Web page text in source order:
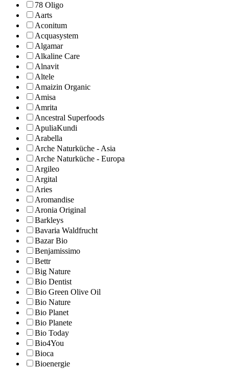
78 Oligo
Aarts
Aconitum
Acquasystem
Algamar
Alkaline Care
Alnavit
Altele
Amaizin Organic
Amisa
Amrita
Ancestral Superfoods
ApuliaKundi
Arabella
Arche Naturküche - Asia
Arche Naturküche - Europa
Argileo
Argital
Aries
Aromandise
Aronia Original
Barkleys
Bavaria Waldfrucht
Bazar Bio
Benjamissimo
Bettr
Big Nature
Bio Dentist
Bio Green Olive Oil
Bio Nature
Bio Planet
Bio Planete
Bio Today
Bio4You
Bioca
Bioenergie